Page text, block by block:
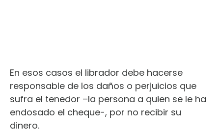
En esos casos el librador debe hacerse
responsable de los daños o perjuicios que
sufra el tenedor –la persona a quien se le ha
endosado el cheque-, por no recibir su
dinero.